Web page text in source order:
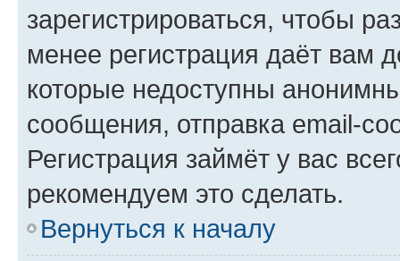
зарегистрироваться, чтобы
менее регистрация даёт вам
которые недоступны
сообщения, отправка email-
Регистрация займёт у вас
рекомендуем это сделать.
Вернуться к началу